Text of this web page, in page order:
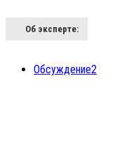
Об эксперте:
Обсуждение2